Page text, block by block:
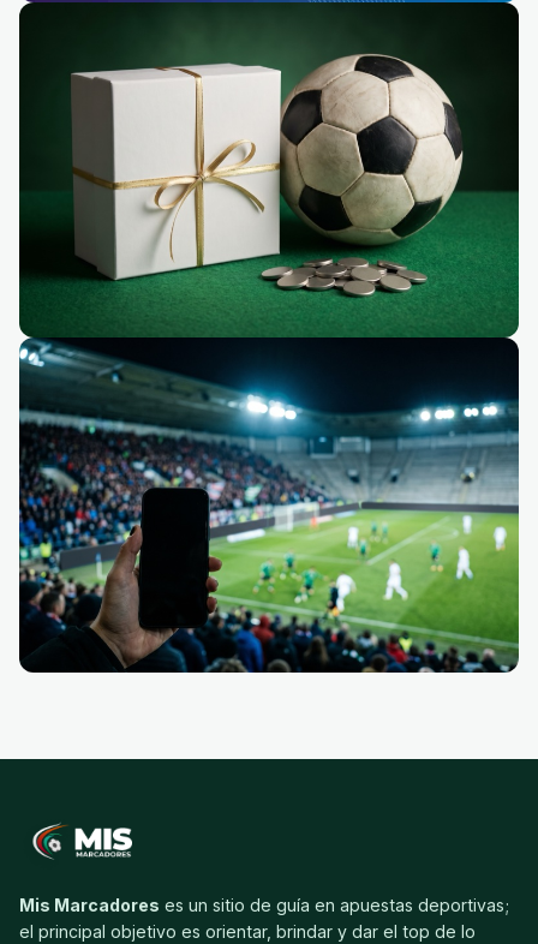
Mis Marcadores es un sitio de guía en apuestas deportivas;
el principal objetivo es orientar, brindar y dar el top de lo